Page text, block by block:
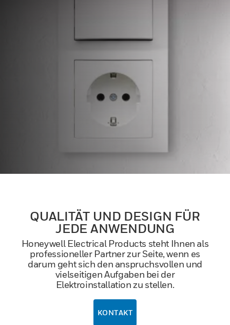
QUALITÄT UND DESIGN FÜR
JEDE ANWENDUNG
Honeywell Electrical Products steht Ihnen als
professioneller Partner zur Seite, wenn es
darum geht sich den anspruchsvollen und
vielseitigen Aufgaben bei der
Elektroinstallation zu stellen.
KONTAKT